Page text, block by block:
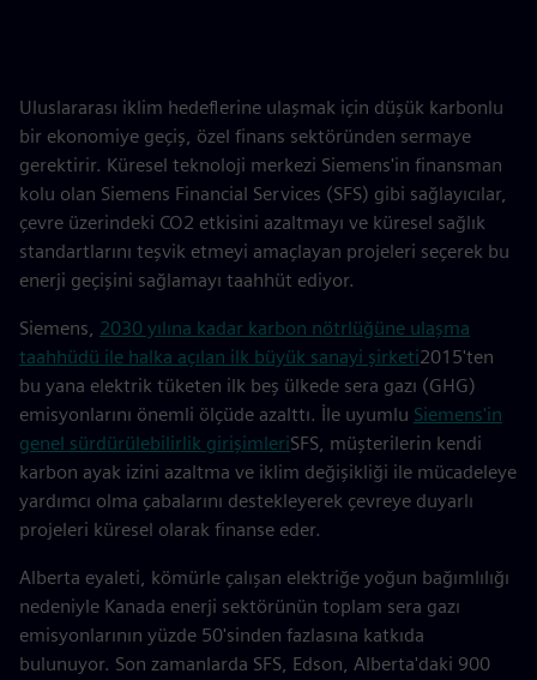
Uluslararası iklim hedeflerine ulaşmak için düşük karbonlu
bir ekonomiye geçiş, özel finans sektöründen sermaye
gerektirir. Küresel teknoloji merkezi Siemens'in finansman
kolu olan Siemens Financial Services (SFS) gibi sağlayıcılar,
çevre üzerindeki CO2 etkisini azaltmayı ve küresel sağlık
standartlarını teşvik etmeyi amaçlayan projeleri seçerek bu
enerji geçişini sağlamayı taahhüt ediyor.
Siemens, 2030 yılına kadar karbon nötrlüğüne ulaşma
taahhüdü ile halka açılan ilk büyük sanayi şirketi2015'ten
bu yana elektrik tüketen ilk beş ülkede sera gazı (GHG)
emisyonlarını önemli ölçüde azalttı. İle uyumlu Siemens'in
genel sürdürülebilirlik girişimleriSFS, müşterilerin kendi
karbon ayak izini azaltma ve iklim değişikliği ile mücadeleye
yardımcı olma çabalarını destekleyerek çevreye duyarlı
projeleri küresel olarak finanse eder.
Alberta eyaleti, kömürle çalışan elektriğe yoğun bağımlılığı
nedeniyle Kanada enerji sektörünün toplam sera gazı
emisyonlarının yüzde 50'sinden fazlasına katkıda
bulunuyor. Son zamanlarda SFS, Edson, Alberta'daki 900